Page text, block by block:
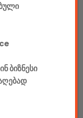
ბიზნესი